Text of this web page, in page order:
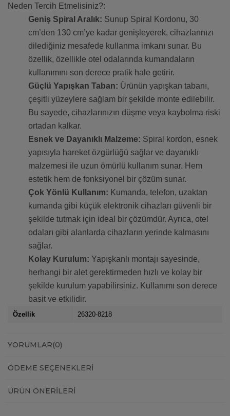
Neden Tercih Etmelisiniz?:
Geniş Spiral Aralık: Sunup Spiral Kordonu, 30
cm’den 130 cm’ye kadar genişleyerek, cihazlarınızı
dilediğiniz mesafede kullanma imkanı sunar. Bu
özellik, özellikle otel odalarında kumandaların
kullanımını son derece pratik hale getirir.
Güçlü Yapışkan Taban: Ürünün yapışkan tabanı,
çeşitli yüzeylere sağlam bir şekilde monte edilebilir.
Bu sayede, cihazlarınızın düşme veya kaybolma riski
ortadan kalkar.
Esnek ve Dayanıklı Malzeme: Spiral kordon, esnek
yapısıyla hareket özgürlüğü sağlar ve dayanıklı
malzemesi ile uzun ömürlü kullanım sunar. Hem
estetik hem de fonksiyonel bir çözüm sunar.
Çok Yönlü Kullanım: Kumanda, telefon, uzaktan
kumanda gibi küçük elektronik cihazları güvenli bir
şekilde tutmak için ideal bir çözümdür. Ayrıca, otel
odaları gibi alanlarda cihazların yerinde kalmasını
sağlar.
Kolay Kurulum: Yapışkanlı montajı sayesinde,
herhangi bir alet gerektirmeden hızlı ve kolay bir
şekilde kurulum yapabilirsiniz. Kullanımı son derece
basit ve etkilidir.
Özellik 26320-8218
YORUMLAR(0)
ÖDEME SEÇENEKLERI
ÜRÜN ÖNERILERI